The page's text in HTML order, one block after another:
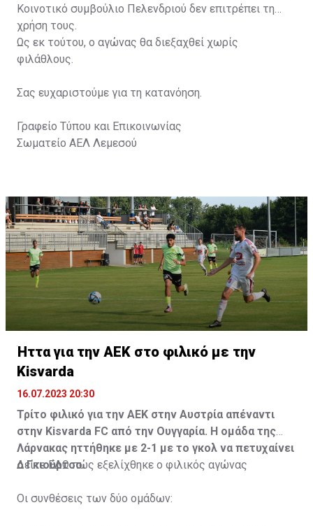
Κοινοτικό συμβούλιο Πελενδριού δεν επιτρέπει τη
χρήση τους.
Ως εκ τούτου, ο αγώνας θα διεξαχθεί χωρίς
φιλάθλους.
Σας ευχαριστούμε για τη κατανόηση.
Γραφείο Τύπου και Επικοινωνίας
Σωματείο ΑΕΛ Λεμεσού
Ήττα για την ΑΕΚ στο φιλικό με την
Kisvarda
16.07.2023 20:30
Τρίτο φιλικό για την ΑΕΚ στην Αυστρία απέναντι
στην Kisvarda FC από την Ουγγαρία. Η ομάδα της
Λάρνακας ηττήθηκε με 2-1 με το γκολ να πετυχαίνει
ο Γκιούρτσο.
ΔείτεΕΔΩπώς εξελίχθηκε ο φιλικός αγώνας
Οι συνθέσεις των δύο ομάδων: